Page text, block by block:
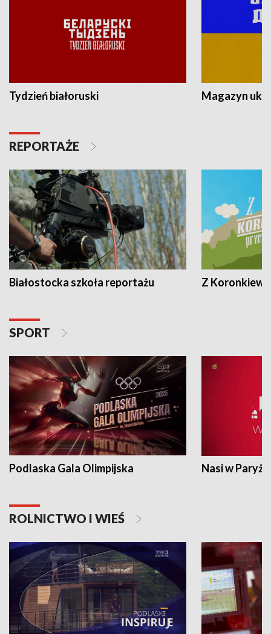
Tydzień białoruski Magazyn
REPORTAŻE
Białostocka szkoła reportażu Z
SPORT
Podlaska Gala Olimpijska Nasi w Paryżu
ROLNICTWO I WIEŚ